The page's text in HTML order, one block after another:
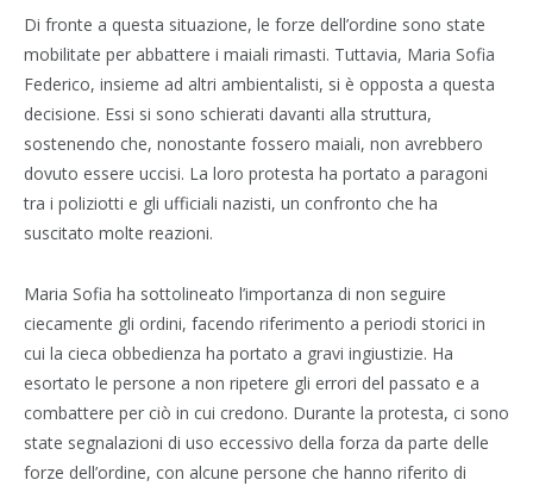
Di fronte a questa situazione, le forze dell’ordine sono state
mobilitate per abbattere i maiali rimasti. Tuttavia, Maria Sofia
Federico, insieme ad altri ambientalisti, si è opposta a questa
decisione. Essi si sono schierati davanti alla struttura,
sostenendo che, nonostante fossero maiali, non avrebbero
dovuto essere uccisi. La loro protesta ha portato a paragoni
tra i poliziotti e gli ufficiali nazisti, un confronto che ha
suscitato molte reazioni.
Maria Sofia ha sottolineato l’importanza di non seguire
ciecamente gli ordini, facendo riferimento a periodi storici in
cui la cieca obbedienza ha portato a gravi ingiustizie. Ha
esortato le persone a non ripetere gli errori del passato e a
combattere per ciò in cui credono. Durante la protesta, ci sono
state segnalazioni di uso eccessivo della forza da parte delle
forze dell’ordine, con alcune persone che hanno riferito di